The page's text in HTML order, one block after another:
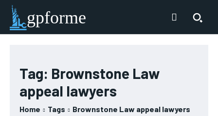
gpforme
Tag: Brownstone Law
appeal lawyers
Home Tags Brownstone Law appeal lawyers